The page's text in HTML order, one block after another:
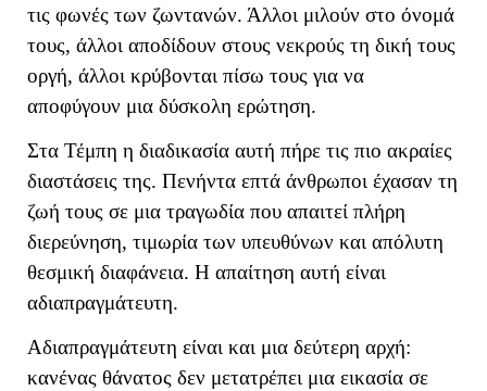
τις φωνές των ζωντανών. Άλλοι μιλούν στο όνομά
τους, άλλοι αποδίδουν στους νεκρούς τη δική τους
οργή, άλλοι κρύβονται πίσω τους για να
αποφύγουν μια δύσκολη ερώτηση.
Στα Τέμπη η διαδικασία αυτή πήρε τις πιο ακραίες
διαστάσεις της. Πενήντα επτά άνθρωποι έχασαν τη
ζωή τους σε μια τραγωδία που απαιτεί πλήρη
διερεύνηση, τιμωρία των υπευθύνων και απόλυτη
θεσμική διαφάνεια. Η απαίτηση αυτή είναι
αδιαπραγμάτευτη.
Αδιαπραγμάτευτη είναι και μια δεύτερη αρχή:
κανένας θάνατος δεν μετατρέπει μια εικασία σε